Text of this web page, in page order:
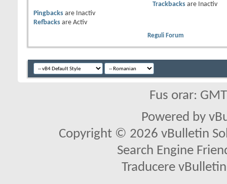
Trackbacksare
Inactiv
Pingbacks are
Inactiv
Refbacks are Activ
Reguli Forum
Fus orar:
Powered by
Copyright © 2026 vBulletin
Search Engine
Traducere